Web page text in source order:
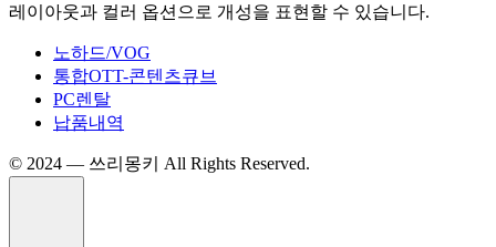
레이아웃과 컬러 옵션으로 개성을 표현할 수 있습니다.
노하드/VOG
통합OTT-콘텐츠큐브
PC렌탈
납품내역
©️ 2024 — 쓰리몽키 All Rights Reserved.